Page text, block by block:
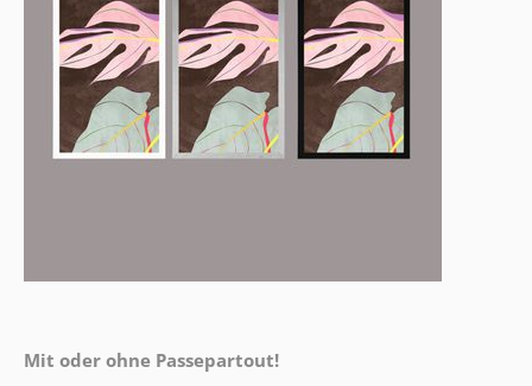
Mit oder ohne Passepartout!